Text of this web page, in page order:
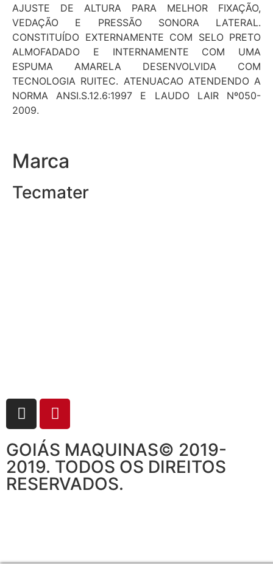
AJUSTE DE ALTURA PARA MELHOR FIXAÇÃO,
VEDAÇÃO E PRESSÃO SONORA LATERAL.
CONSTITUÍDO EXTERNAMENTE COM SELO PRETO
ALMOFADADO E INTERNAMENTE COM UMA
ESPUMA AMARELA DESENVOLVIDA COM
TECNOLOGIA RUITEC. ATENUACAO ATENDENDO A
NORMA ANSI.S.12.6:1997 E LAUDO LAIR Nº050-
2009.
Marca
Tecmater
GOIÁS MAQUINAS© 2019-
2019. TODOS OS DIREITOS
RESERVADOS.